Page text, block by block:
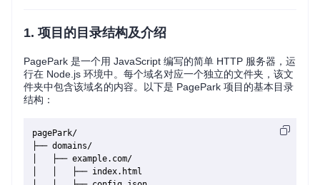
1. 项目的目录结构及介绍
PagePark 是一个用 JavaScript 编写的简单 HTTP 服务器，运
行在 Node.js 环境中。每个域名对应一个独立的文件夹，该文
件夹中包含该域名的内容。以下是 PagePark 项目的基本目录
结构：
pagePark/
├── domains/
│   ├── example.com/
│   │   ├── index.html